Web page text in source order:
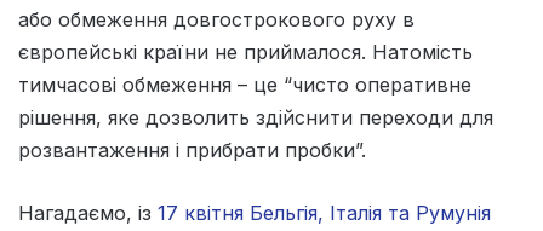
або обмеження довгострокового руху в
європейські країни не приймалося. Натомість
тимчасові обмеження – це “чисто оперативне
рішення, яке дозволить здійснити переходи для
розвантаження і прибрати пробки”.
Нагадаємо, із 17 квітня Бельгія, Італія та Румунія